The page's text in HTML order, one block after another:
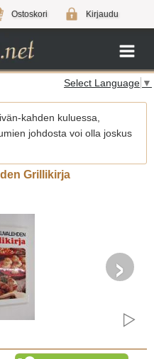
Ostoskori Kirjaudu
Select Language ▼
kahden kuluessa,
johdosta voi olla joskus
Grillikirja
›